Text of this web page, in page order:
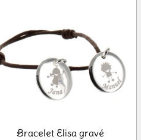
Bracelet Elisa gravé